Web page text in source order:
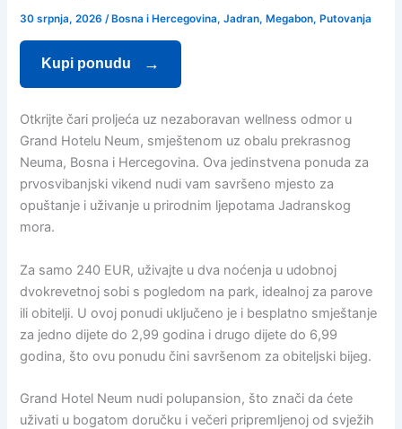
30 srpnja, 2026/ Bosna i Hercegovina,Jadran, Megabon, Putovanja
Kupi ponudu
Otkrijte čari proljeća uz nezaboravan wellness odmor u
Grand Hotelu Neum, smještenom uz obalu prekrasnog
Neuma, Bosna i Hercegovina. Ova jedinstvena ponuda za
prvosvibanjski vikend nudi vam savršeno mjesto za
opuštanje i uživanje u prirodnim ljepotama Jadranskog
mora.
Za samo 240 EUR, uživajte u dva noćenja u udobnoj
dvokrevetnoj sobi s pogledom na park, idealnoj za parove
ili obitelji. U ovoj ponudi uključeno je i besplatno smještanje
za jedno dijete do 2,99 godina i drugo dijete do 6,99
godina, što ovu ponudu čini savršenom za obiteljski bijeg.
Grand Hotel Neum nudi polupansion, što znači da ćete
uživati u bogatom doručku i večeri pripremljenoj od svježih